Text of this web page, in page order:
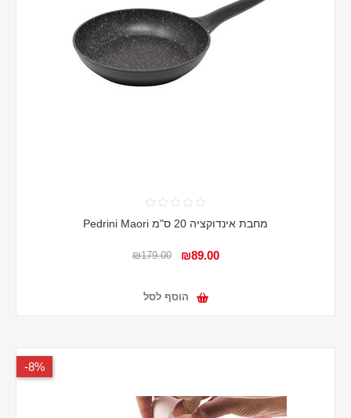
מחבת אינדוקציה 20 ס"מ Pedrini Maori
₪89.00
₪179.00
הוסף לסל
8%-